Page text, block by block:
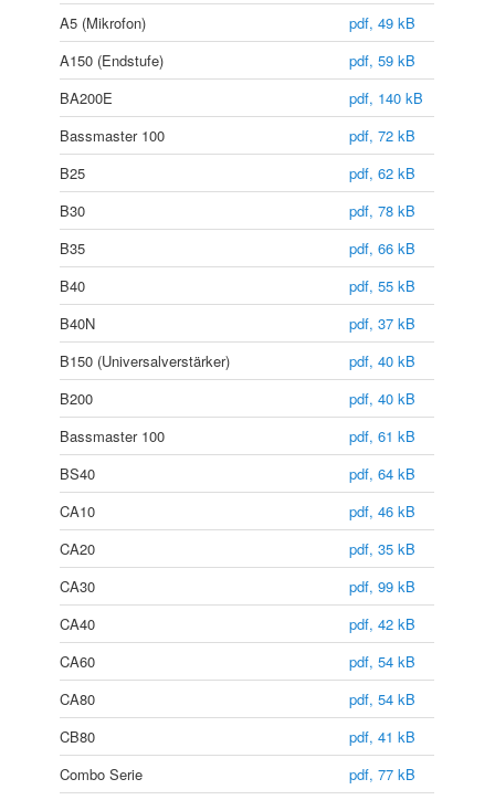
A5 (Mikrofon)
pdf, 49 kB
A150 (Endstufe)
pdf, 59 kB
BA200E
pdf, 140 kB
Bassmaster 100
pdf, 72 kB
B25
pdf, 62 kB
B30
pdf, 78 kB
B35
pdf, 66 kB
B40
pdf, 55 kB
B40N
pdf, 37 kB
B150 (Universalverstärker)
pdf, 40 kB
B200
pdf, 40 kB
Bassmaster 100
pdf, 61 kB
BS40
pdf, 64 kB
CA10
pdf, 46 kB
CA20
pdf, 35 kB
CA30
pdf, 99 kB
CA40
pdf, 42 kB
CA60
pdf, 54 kB
CA80
pdf, 54 kB
CB80
pdf, 41 kB
Combo Serie
pdf, 77 kB